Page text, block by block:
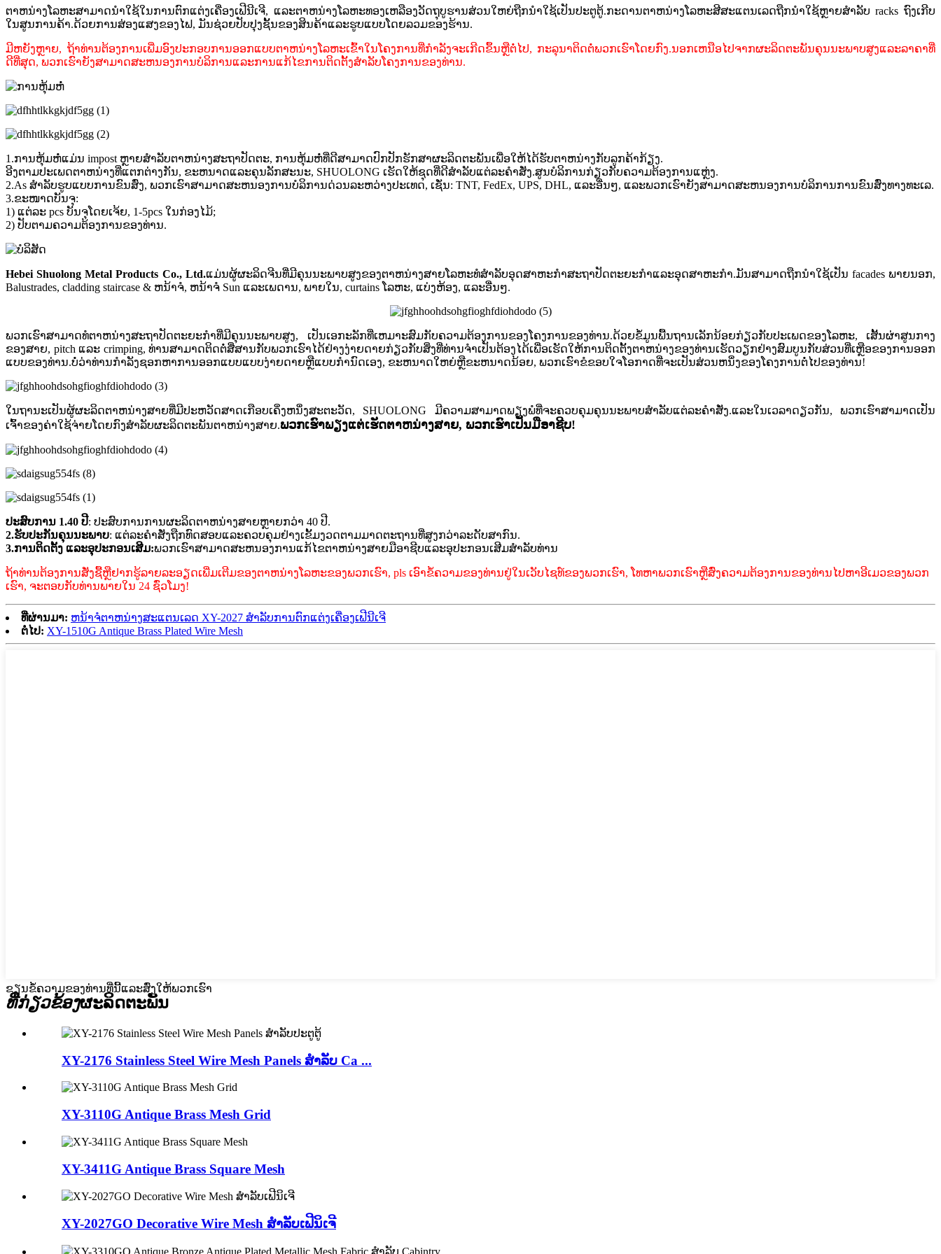
ຕາຫນ່າງໂລຫະສາມາດນໍາໃຊ້ໃນການຕົກແຕ່ງເຄື່ອງເຟີນີເຈີ, ແລະຕາຫນ່າງໂລຫະທອງເຫລືອງວັດຖຸບູຮານສ່ວນໃຫຍ່ຖືກນໍາໃຊ້ເປັນປະຕູຕູ້.ກະດານຕາຫນ່າງໂລຫະສີສະແຕນເລດຖືກນໍາໃຊ້ຫຼາຍສໍາລັບ racks ຖົງເກີບ
ໃນສູນການຄ້າ.ດ້ວຍການສ່ອງແສງຂອງໄຟ, ມັນຊ່ວຍປັບປຸງຊັ້ນຂອງສິນຄ້າແລະຮູບແບບໂດຍລວມຂອງຮ້ານ.
ມີຫຍັງຫຼາຍ, ຖ້າທ່ານຕ້ອງການເພີ່ມອົງປະກອບການອອກແບບຕາຫນ່າງໂລຫະເຂົ້າໃນໂຄງການທີ່ກໍາລັງຈະເກີດຂຶ້ນຫຼືຕໍ່ໄປ, ກະລຸນາຕິດຕໍ່ພວກເຮົາໂດຍກົງ.ນອກ​ເຫນືອ​ໄປ​ຈາກ​ຜະ​ລິດ​ຕະ​ພັນ​ຄຸນ​ນະ​ພາບ​ສູງ​ແລະ​ລາ​ຄາ​ທີ່​
ດີ​ທີ່​ສຸດ​, ພວກ​ເຮົາ​ຍັງ​ສາ​ມາດ​ສະ​ຫນອງ​ການ​ບໍ​ລິ​ການ​ແລະ​ການ​ແກ້​ໄຂ​ການ​ຕິດ​ຕັ້ງ​ສໍາ​ລັບ​ໂຄງ​ການ​ຂອງ​ທ່ານ​.
1.ການຫຸ້ມຫໍ່ແມ່ນ impost ຫຼາຍສໍາລັບຕາຫນ່າງສະຖາປັດຕະ, ການຫຸ້ມຫໍ່ທີ່ດີສາມາດປົກປັກຮັກສາຜະລິດຕະພັນເພື່ອໃຫ້ໄດ້ຮັບຕາຫນ່າງກັບລູກຄ້າກ້ຽງ.
ອີງຕາມປະເພດຕາຫນ່າງທີ່ແຕກຕ່າງກັນ, ຂະຫນາດແລະຄຸນລັກສະນະ, SHUOLONG ເຮັດໃຫ້ຊຸດທີ່ດີສໍາລັບແຕ່ລະຄໍາສັ່ງ.ສູນບໍລິການກ່ຽວກັບຄວາມຕ້ອງການແຫຼ່ງ.
2.As ສໍາລັບຮູບແບບການຂົນສົ່ງ, ພວກເຮົາສາມາດສະຫນອງການບໍລິການດ່ວນລະຫວ່າງປະເທດ, ເຊັ່ນ: TNT, FedEx, UPS, DHL, ແລະອື່ນໆ, ແລະພວກເຮົາຍັງສາມາດສະຫນອງການບໍລິການການຂົນສົ່ງທາງທະເລ.
3.ຂະໜາດບັນຈຸ:
1) ແຕ່ລະ pcs ບັນຈຸໂດຍເຈ້ຍ, 1-5pcs ໃນກ່ອງໄມ້;
2​) ປັບ​ຕາມ​ຄວາມ​ຕ້ອງ​ການ​ຂອງ​ທ່ານ​.
Hebei Shuolong Metal Products Co., Ltd.ແມ່ນຜູ້ຜະລິດຈີນທີ່ມີຄຸນນະພາບສູງຂອງຕາຫນ່າງສາຍໂລຫະທໍສໍາລັບອຸດສາຫະກໍາສະຖາປັດຕະຍະກໍາແລະອຸດສາຫະກໍາ.ມັນສາມາດຖືກນໍາໃຊ້ເປັນ facades ພາຍນອກ,
Balustrades, cladding staircase & ຫນ້າຈໍ, ຫນ້າຈໍ Sun ແລະເພດານ, ພາຍໃນ, curtains ໂລຫະ, ແບ່ງຫ້ອງ, ແລະອື່ນໆ.
ພວກເຮົາສາມາດທໍຕາຫນ່າງສະຖາປັດຕະຍະກໍາທີ່ມີຄຸນນະພາບສູງ, ເປັນເອກະລັກທີ່ເຫມາະສົມກັບຄວາມຕ້ອງການຂອງໂຄງການຂອງທ່ານ.ດ້ວຍຂໍ້ມູນພື້ນຖານເລັກນ້ອຍກ່ຽວກັບປະເພດຂອງໂລຫະ, ເສັ້ນຜ່າສູນກາງ
ຂອງສາຍ, pitch ແລະ crimping, ທ່ານສາມາດຕິດຕໍ່ສື່ສານກັບພວກເຮົາໄດ້ຢ່າງງ່າຍດາຍກ່ຽວກັບສິ່ງທີ່ທ່ານຈໍາເປັນຕ້ອງໄດ້ເພື່ອເຮັດໃຫ້ການຕິດຕັ້ງຕາຫນ່າງຂອງທ່ານເຮັດວຽກຢ່າງສົມບູນກັບສ່ວນທີ່ເຫຼືອຂອງການອອກ
ແບບຂອງທ່ານ.ບໍ່ວ່າທ່ານກໍາລັງຊອກຫາການອອກແບບແບບງ່າຍດາຍຫຼືແບບກໍານົດເອງ, ຂະຫນາດໃຫຍ່ຫຼືຂະຫນາດນ້ອຍ, ພວກເຮົາຂໍຂອບໃຈໂອກາດທີ່ຈະເປັນສ່ວນຫນຶ່ງຂອງໂຄງການຕໍ່ໄປຂອງທ່ານ!
ໃນຖານະເປັນຜູ້ຜະລິດຕາຫນ່າງສາຍທີ່ມີປະຫວັດສາດເກືອບເຄິ່ງຫນຶ່ງສະຕະວັດ, SHUOLONG ມີຄວາມສາມາດພຽງພໍທີ່ຈະຄວບຄຸມຄຸນນະພາບສໍາລັບແຕ່ລະຄໍາສັ່ງ.ແລະໃນເວລາດຽວກັນ, ພວກເຮົາສາມາດເປັນ
ເຈົ້າຂອງຄ່າໃຊ້ຈ່າຍໂດຍກົງສໍາລັບຜະລິດຕະພັນຕາຫນ່າງສາຍ.ພວກເຮົາພຽງແຕ່ເຮັດຕາຫນ່າງສາຍ, ພວກເຮົາເປັນມືອາຊີບ!
ປະສົບການ 1.40 ປີ: ປະສົບການການຜະລິດຕາຫນ່າງສາຍຫຼາຍກວ່າ 40 ປີ.
2.ຮັບປະກັນຄຸນນະພາບ: ແຕ່ລະຄໍາສັ່ງຖືກທົດສອບແລະຄວບຄຸມຢ່າງເຂັ້ມງວດຕາມມາດຕະຖານທີ່ສູງກວ່າລະດັບສາກົນ.
3.ການຕິດຕັ້ງ ແລະອຸປະກອນເສີມ:ພວກເຮົາສາມາດສະຫນອງການແກ້ໄຂຕາຫນ່າງສາຍມືອາຊີບແລະອຸປະກອນເສີມສໍາລັບທ່ານ
ຖ້າທ່ານຕ້ອງການສັ່ງຊື້ຫຼືຢາກຮູ້ລາຍລະອຽດເພີ່ມເຕີມຂອງຕາຫນ່າງໂລຫະຂອງພວກເຮົາ, pls ເອົາຂໍ້ຄວາມຂອງທ່ານຢູ່ໃນເວັບໄຊທ໌ຂອງພວກເຮົາ, ໂທຫາພວກເຮົາຫຼືສົ່ງຄວາມຕ້ອງການຂອງທ່ານໄປຫາອີເມວຂອງພວກ
ເຮົາ, ຈະຕອບກັບທ່ານພາຍໃນ 24 ຊົ່ວໂມງ!
ທີ່ຜ່ານມາ: ຫນ້າຈໍຕາຫນ່າງສະແຕນເລດ XY-2027 ສໍາລັບການຕົກແຕ່ງເຄື່ອງເຟີນີເຈີ
ຕໍ່ໄປ: XY-1510G Antique Brass Plated Wire Mesh
ຂຽນຂໍ້ຄວາມຂອງທ່ານທີ່ນີ້ແລະສົ່ງໃຫ້ພວກເຮົາ
ທີ່ກ່ຽວຂ້ອງຜະລິດຕະພັນ
XY-2176 Stainless Steel Wire Mesh Panels ສໍາລັບ Ca ...
XY-3110G Antique Brass Mesh Grid
XY-3411G Antique Brass Square Mesh
XY-2027GO Decorative Wire Mesh ສໍາລັບເຟີນິເຈີ